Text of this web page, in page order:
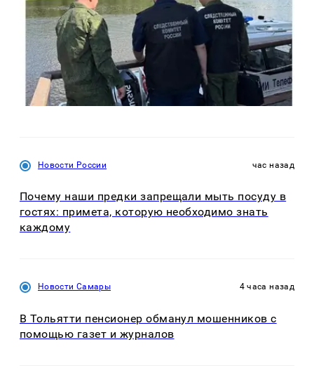
Новости России час назад
Почему наши предки запрещали мыть посуду в
гостях: примета, которую необходимо знать
каждому
Новости Самары 4 часа назад
В Тольятти пенсионер обманул мошенников с
помощью газет и журналов